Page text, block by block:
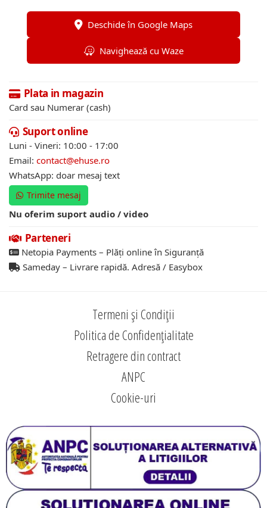
Deschide în Google Maps
Navighează cu Waze
Plata in magazin
Card sau Numerar (cash)
Suport online
Luni - Vineri: 10:00 - 17:00
Email: contact@ehuse.ro
WhatsApp: doar mesaj text
Trimite mesaj
Nu oferim suport audio / video
Parteneri
Netopia Payments – Plăți online în Siguranță
Sameday – Livrare rapidă. Adresă / Easybox
Termeni și Condiții
Politica de Confidențialitate
Retragere din contract
ANPC
Cookie-uri